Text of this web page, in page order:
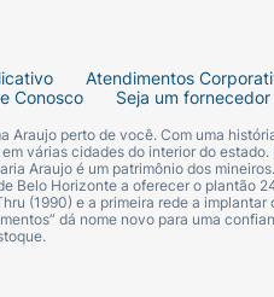
Atendimentos
Conosco Seja um fornecedor
Araujo perto de você. Com uma
várias cidades do interior do
Araujo é um patrimônio dos
Belo Horizonte a oferecer o plantão
(1990) e a primeira rede a
dá nome novo para uma